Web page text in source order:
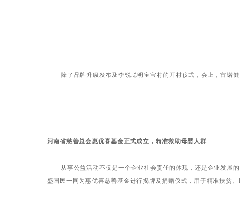
除了品牌升级发布及李锐聪明宝宝村的开村仪式，会上，富诺健
河南省慈善总会惠优喜基金正式成立，精准救助母婴人群
从事公益活动不仅是一个企业社会责任的体现，还是企业发展的
盛国民一同为惠优喜慈善基金进行揭牌及捐赠仪式，用于精准扶贫